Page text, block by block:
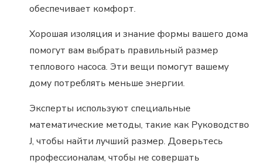
обеспечивает комфорт.
Хорошая изоляция и знание формы вашего дома
помогут вам выбрать правильный размер
теплового насоса. Эти вещи помогут вашему
дому потреблять меньше энергии.
Эксперты используют специальные
математические методы, такие как Руководство
J, чтобы найти лучший размер. Доверьтесь
профессионалам, чтобы не совершать